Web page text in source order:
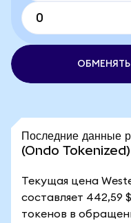
ОБМЕНЯТЬ
Последние
(Ondo Tokenized)
Текущая цена
составляет 442,59
токенов в